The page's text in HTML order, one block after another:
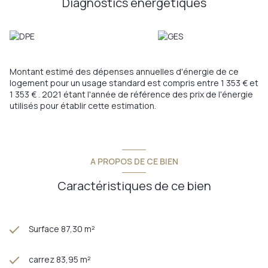
Annonce proposée par un agent commercial
Montant estimé des dépenses annuelles d'énergie de ce
logement pour un usage standard est compris entre 1 353 € et
1 353 € . 2021 étant l'année de référence des prix de l'énergie
utilisés pour établir cette estimation.
A PROPOS DE CE BIEN
Caractéristiques de ce bien
Surface 87,30 m²
carrez 83,95 m²